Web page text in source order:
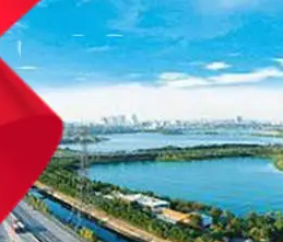
qua Nghị quyết 496 và 497 về
tư Khu đô thị thể thao Olympic